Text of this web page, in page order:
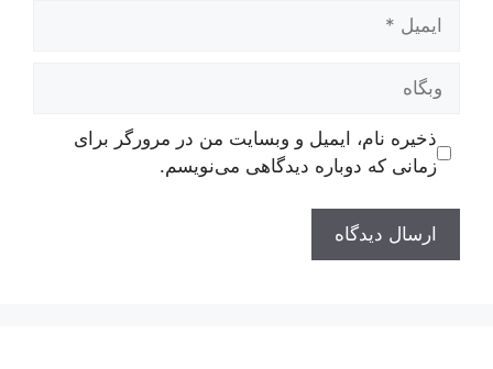
ایمیل
وبگاه
ذخیره نام، ایمیل و وبسایت من در مرورگر برای
زمانی که دوباره دیدگاهی می‌نویسم.